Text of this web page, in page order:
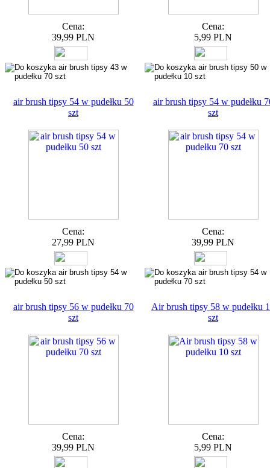
Cena:
39,99 PLN
Cena:
5,99 PLN
air brush tipsy 54 w pudełku 50
szt
Cena:
27,99 PLN
air brush tipsy 54 w pudełku
szt
Cena:
39,99 PLN
air brush tipsy 56 w pudełku 70
szt
Cena:
39,99 PLN
Air brush tipsy 58 w pudełku
szt
Cena:
5,99 PLN